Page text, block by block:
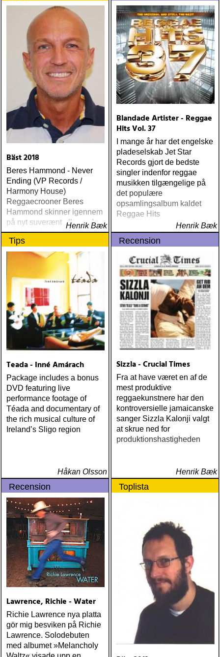
Bäst 2018
Beres Hammond - Never
Ending (VP Records /
Harmony House)
Reggaecrooner Beres
Hammond skinner igennem
på nyt suverænt album, der
måske er hans bedste
gennem tiderne
Henrik Bæk
Blandade Artister - Reggae
Hits Vol. 37
I mange år har det engelske
pladeselskab Jet Star
Records gjort de bedste
singler indenfor reggae
musikken tilgængelige på
det populære
opsamlingsalbum kaldet
Reggae Hits
Henrik Bæk
Tips
Teada - Inné Amárach
Package includes a bonus
DVD featuring live
performance footage of
Téada and documentary of
the rich musical culture of
Ireland’s Sligo region
Håkan Olsson
Recension
Sizzla - Crucial Times
Fra at have været en af de
mest produktive
reggaekunstnere har den
kontroversielle jamaicanske
sanger Sizzla Kalonji valgt
at skrue ned for
produktionshastigheden
Henrik Bæk
Recension
Lawrence, Richie - Water
Richie Lawrence nya platta
gör mig besviken på Richie
Lawrence. Solodebuten
med albumet »Melancholy
Toplista